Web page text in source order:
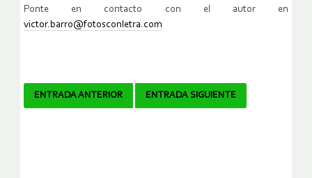
Ponte en contacto con el autor en
victor.barro@fotosconletra.com
Navegador
ENTRADA ANTERIOR ENTRADA SIGUIENTE